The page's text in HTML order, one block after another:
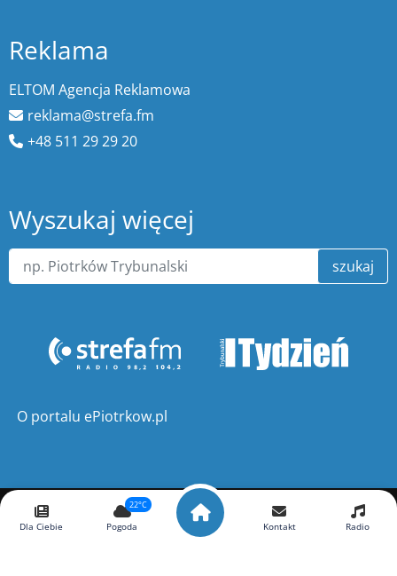
Reklama
ELTOM Agencja Reklamowa
reklama@strefa.fm
+48 511 29 29 20
Wyszukaj więcej
szukaj
O portalu ePiotrkow.pl
Copyright © ePiotrkow.pl . Wszelkie prawa zastrzeżone.
Dla Ciebie
22°C
Pogoda Kontakt Radio